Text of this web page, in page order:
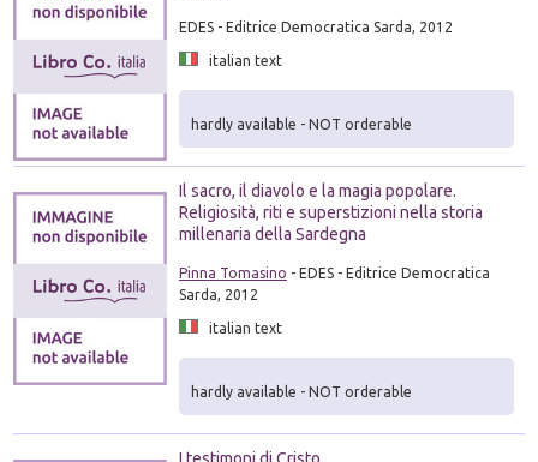
EDES - Editrice Democratica Sarda, 2012
italian text
hardly available - NOT orderable
Il sacro, il diavolo e la magia popolare.
Religiosità, riti e superstizioni nella storia
millenaria della Sardegna
Pinna Tomasino - EDES - Editrice Democratica
Sarda, 2012
italian text
hardly available - NOT orderable
I testimoni di Cristo